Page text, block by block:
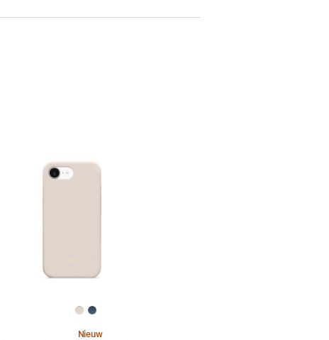
Nieuw